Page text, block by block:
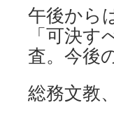
午後から
「可決
査。今後
総務文教